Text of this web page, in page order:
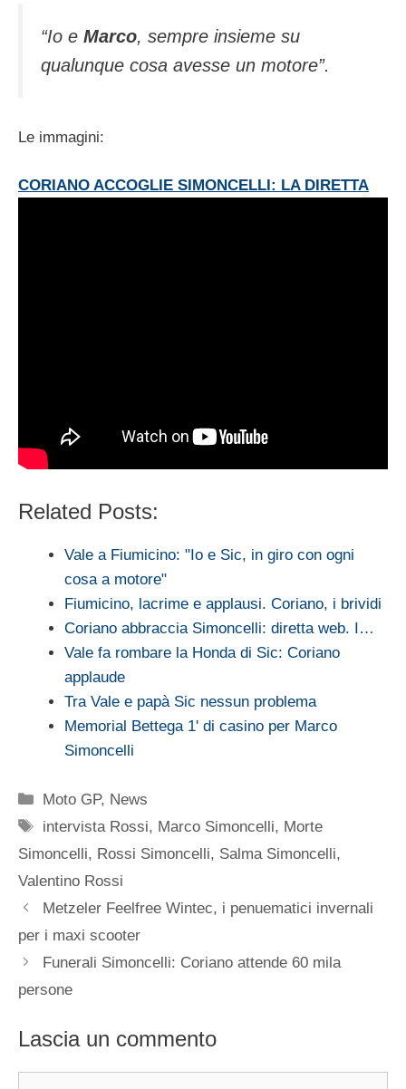
“Io e Marco, sempre insieme su
qualunque cosa avesse un motore”.
Le immagini:
CORIANO ACCOGLIE SIMONCELLI: LA DIRETTA
Related Posts:
Vale a Fiumicino: "Io e Sic, in giro con ogni
cosa a motore"
Fiumicino, lacrime e applausi. Coriano, i brividi
Coriano abbraccia Simoncelli: diretta web. I…
Vale fa rombare la Honda di Sic: Coriano
applaude
Tra Vale e papà Sic nessun problema
Memorial Bettega 1' di casino per Marco
Simoncelli
Categorie
Moto GP, News
Tag
intervista Rossi, Marco Simoncelli, Morte
Simoncelli, Rossi Simoncelli, Salma Simoncelli,
Valentino Rossi
Metzeler Feelfree Wintec, i penuematici invernali
per i maxi scooter
Funerali Simoncelli: Coriano attende 60 mila
persone
Lascia un commento